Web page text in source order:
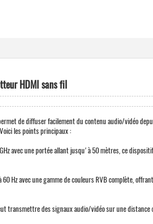
HDMI sans fil
de diffuser facilement du contenu audio/vidéo
les points principaux :
avec une portée allant jusqu'à 50 mètres, ce
Hz avec une gamme de couleurs RVB complète,
transmettre des signaux audio/vidéo sur une